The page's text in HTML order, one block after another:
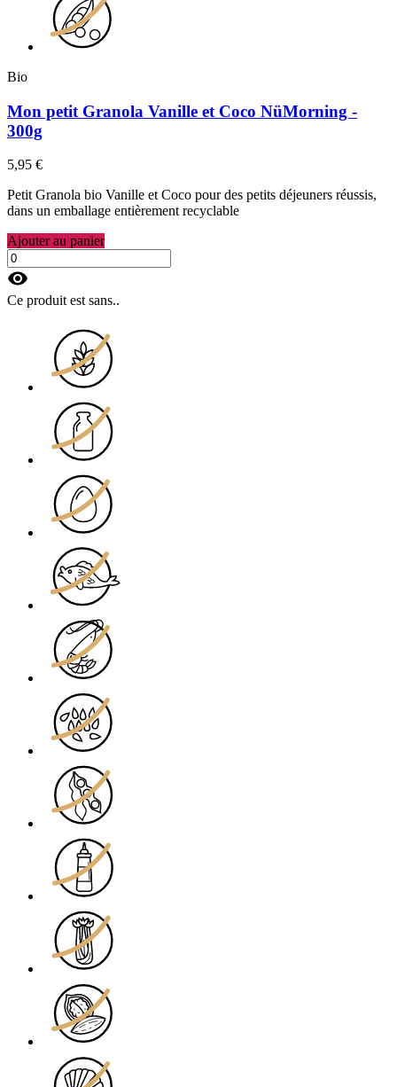
Bio
Mon petit Granola Vanille et Coco NüMorning -
300g
5,95 €
Petit Granola bio Vanille et Coco pour des petits déjeuners réussis,
dans un emballage entièrement recyclable
Ajouter au panier
visibility
Ce produit est sans..